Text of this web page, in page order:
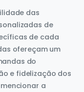
das
de
de cada
ofereçam um
do
e fidelização dos
a